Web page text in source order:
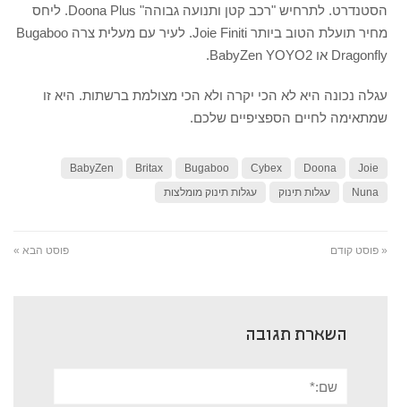
הסטנדרט. לתרחיש "רכב קטן ותנועה גבוהה" Doona Plus. ליחס
מחיר תועלת הטוב ביותר Joie Finiti. לעיר עם מעלית צרה Bugaboo
Dragonfly או BabyZen YOYO2.
עגלה נכונה היא לא הכי יקרה ולא הכי מצולמת ברשתות. היא זו
שמתאימה לחיים הספציפיים שלכם.
BabyZen Britax Bugaboo Cybex Doona
Joie
Nuna
עגלות תינוק עגלות תינוק מומלצות
« פוסט קודם פוסט הבא »
השארת תגובה